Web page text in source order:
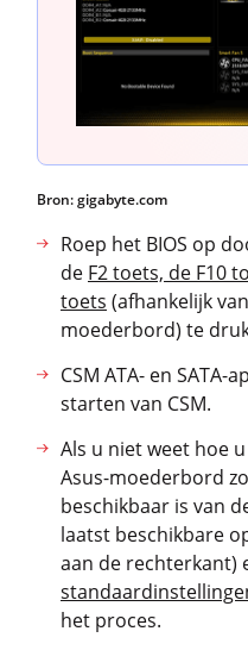
Bron: gigabyte.com
Roep het BIOS op
de F2 toets, de F10
toets (afhankelijk
moederbord) te
CSM ATA- en
starten van CSM.
Als u niet weet hoe
Asus-moederbord
beschikbaar is van
laatst beschikbare
aan de rechterkant)
het proces.